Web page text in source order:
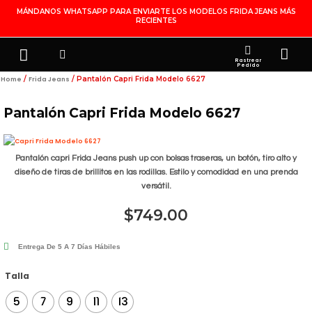
Contenido
MÁNDANOS WHATSAPP PARA ENVIARTE LOS MODELOS FRIDA JEANS MÁS
RECIENTES
MenuSearch Rastrear
Pedido
Home / Frida Jeans / Pantalón Capri Frida Modelo 6627
Pantalón Capri Frida Modelo 6627
Pantalón capri Frida Jeans push up con bolsas traseras, un botón, tiro alto y
diseño de tiras de brillitos en las rodillas. Estilo y comodidad en una prenda
versátil.
$749.00
Entrega De 5 A 7 Días Hábiles
Talla
5 7 9 11 13
Pantalón
Capri
Frida